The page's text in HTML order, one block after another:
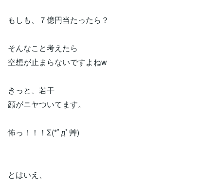
もしも、７億円当たったら？
そんなこと考えたら
空想が止まらないですよねw
きっと、若干
顔がニヤついてます。
怖っ！！！Σ(*ﾟдﾟ艸)
とはいえ、